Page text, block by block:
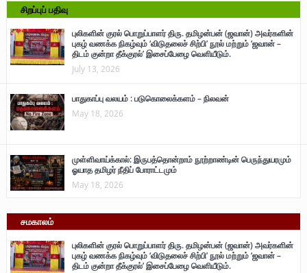
சிறப்புப் பதிவு
புலிகளின் குரல் பொறுப்பாளர் திரு. தமிழன்பன் (ஜவான்) அவர்களின்
புகழ் வணக்க நிகழ்வும் ‘விடுதலைச் சிற்பி’ நூல் மற்றும் ‘ஜவான் –
திடம் குன்றா தீக்குரல்’ இசைப்பேழை வெளியீடும்.
July 13, 2026
பாதுகாப்பு வலயம் : படுகொலைக்களம் – நிலவன்
May 18, 2026
முள்ளிவாய்க்கால்: இருபத்தொன்றாம் நூற்றாண்டின் பெருந்துயரமும்
ஓயாத தமிழர் நீதிப் போராட்டமும்
May 18, 2026
சமகாலம்
புலிகளின் குரல் பொறுப்பாளர் திரு. தமிழன்பன் (ஜவான்) அவர்களின்
புகழ் வணக்க நிகழ்வும் ‘விடுதலைச் சிற்பி’ நூல் மற்றும் ‘ஜவான் –
திடம் குன்றா தீக்குரல்’ இசைப்பேழை வெளியீடும்.